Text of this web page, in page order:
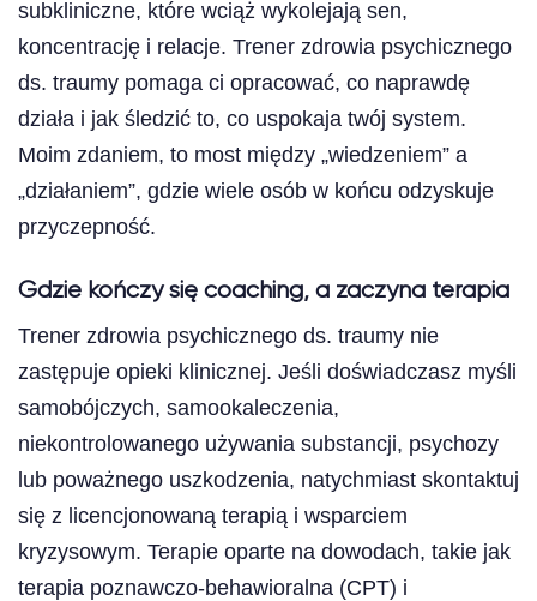
subkliniczne, które wciąż wykolejają sen,
koncentrację i relacje. Trener zdrowia psychicznego
ds. traumy pomaga ci opracować, co naprawdę
działa i jak śledzić to, co uspokaja twój system.
Moim zdaniem, to most między „wiedzeniem” a
„działaniem”, gdzie wiele osób w końcu odzyskuje
przyczepność.
Gdzie kończy się coaching, a zaczyna terapia
Trener zdrowia psychicznego ds. traumy nie
zastępuje opieki klinicznej. Jeśli doświadczasz myśli
samobójczych, samookaleczenia,
niekontrolowanego używania substancji, psychozy
lub poważnego uszkodzenia, natychmiast skontaktuj
się z licencjonowaną terapią i wsparciem
kryzysowym. Terapie oparte na dowodach, takie jak
terapia poznawczo-behawioralna (CPT) i